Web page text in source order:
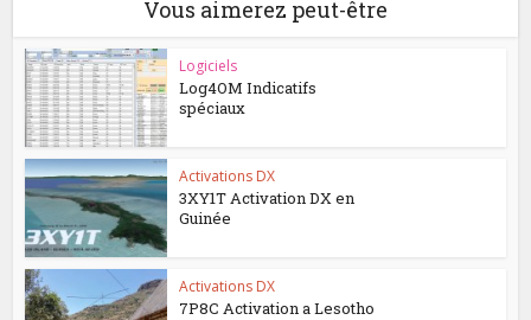
Vous aimerez peut-être
Logiciels
Log4OM Indicatifs
spéciaux
Activations DX
3XY1T Activation DX en
Guinée
Activations DX
7P8C Activation a Lesotho